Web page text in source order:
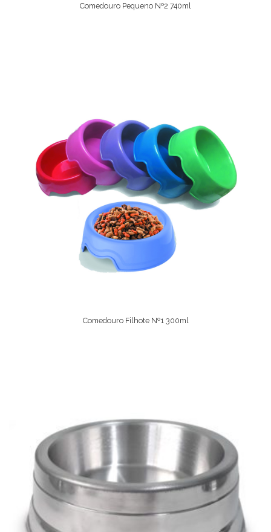
Comedouro Pequeno Nº2 740ml
Ver Opções
Comedouro Filhote Nº1 300ml
Ver Opções